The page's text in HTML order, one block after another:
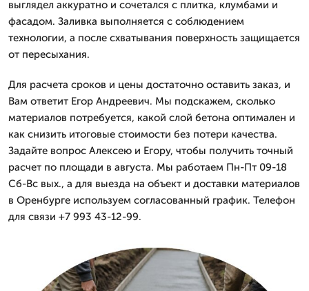
выглядел аккуратно и сочетался с плитка, клумбами и
фасадом. Заливка выполняется с соблюдением
технологии, а после схватывания поверхность защищается
от пересыхания.
Для расчета сроков и цены достаточно оставить заказ, и
Вам ответит Егор Андреевич. Мы подскажем, сколько
материалов потребуется, какой слой бетона оптимален и
как снизить итоговые стоимости без потери качества.
Задайте вопрос Алексею и Егору, чтобы получить точный
расчет по площади в августа. Мы работаем Пн-Пт 09-18
Сб-Вс вых., а для выезда на объект и доставки материалов
в Оренбурге используем согласованный график. Телефон
для связи +7 993 43-12-99.